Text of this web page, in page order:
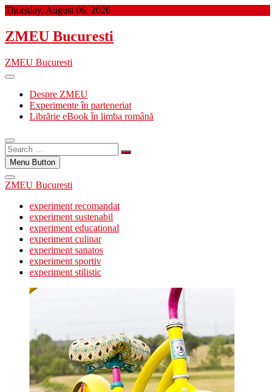
Skip
content
Thursday, August 06, 2026
ZMEU Bucuresti
ZMEU Bucuresti
Despre ZMEU
Experimente în parteneriat
Librărie eBook în limba română
Search
…Menu Button
ZMEU Bucuresti
experiment recomandat
experiment sustenabil
experiment educational
experiment culinar
experiment sanatos
experiment sportiv
experiment stilistic